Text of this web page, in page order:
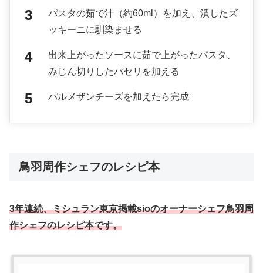
パスタの茹で汁（約60ml）を加え、潰したズ
ッキーニに馴染ませる
出来上がったソースに茹で上がったパスタ、
みじん切りしたパセリを加える
パルメザンチーズを加えたら完成
鳥羽周作シェフのレシピ本
3年連続、ミシュラン東京掲載sioのオーナーシェフ鳥羽周
作シェフのレシピ本です。